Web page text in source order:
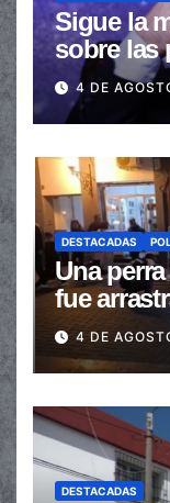
Sigue la
sobre las
de las
4 DE
DESTACADAS
Una
fue
en la
4 DE
DESTACADAS